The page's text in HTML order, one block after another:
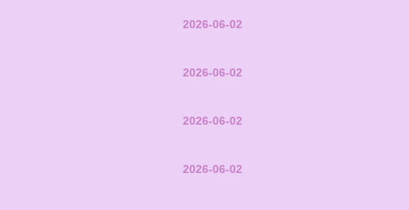
2026-06-02
2026-06-02
2026-06-02
2026-06-02